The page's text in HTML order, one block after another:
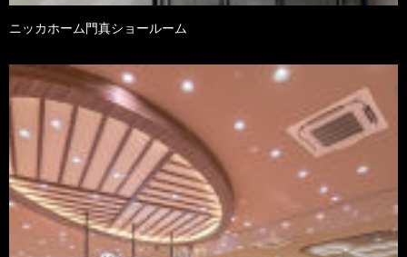
ニッカホーム門真ショールーム